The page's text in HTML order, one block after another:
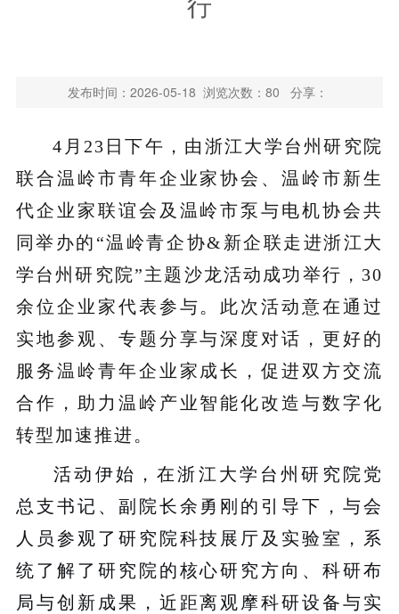
发布时间：2026-05-18 浏览次数： 80 分享：
4月23日下午， 由浙江大学台州研究院
联合温岭市青年企业家协会、温岭市新生
代企业家联谊会及温岭市泵与电机协会共
同举办的 “温岭青企协&新企联走进浙江大
学台州研究院”主题沙龙活动成功举行，30
余位企业家代表参与。此次活动意在通过
实地参观、专题分享与深度对话，更好的
服务温岭青年企业家成长，促进双方交流
合作，助力温岭产业智能化改造与数字化
转型加速推进。
活动伊始，在浙江大学台州研究院党
总支书记、副院长余勇刚的引导下，与会
人员 参观了研究院科技展厅及实验室，系
统了解了研究院的核心研究方向、科研布
局与创新成果，近距离观摩科研设备与实